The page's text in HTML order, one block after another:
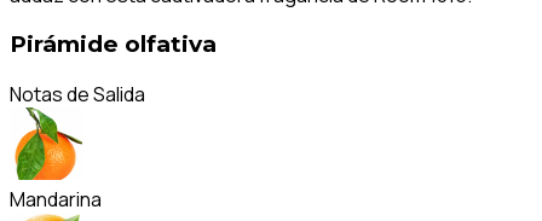
Pirámide olfativa
Notas de Salida
Mandarina